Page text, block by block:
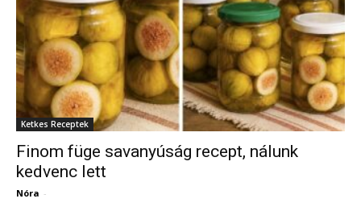
Ketkes Receptek
Finom füge savanyúság recept, nálunk
kedvenc lett
Nóra -